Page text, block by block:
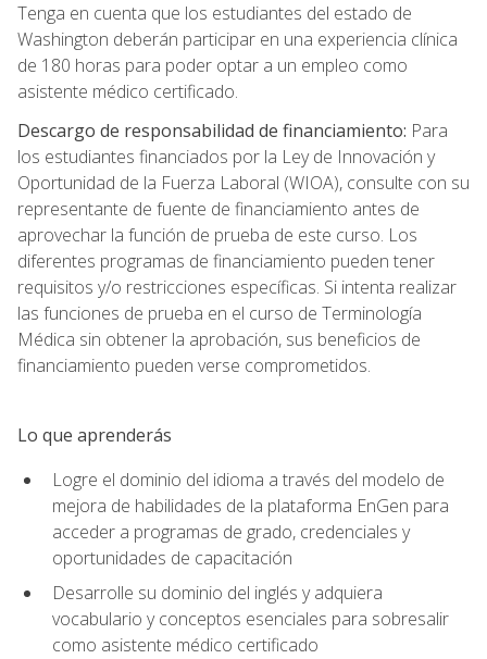
Tenga en cuenta que los estudiantes del estado de
Washington deberán participar en una experiencia clínica
de 180 horas para poder optar a un empleo como
asistente médico certificado.
Descargo de responsabilidad de financiamiento: Para
los estudiantes financiados por la Ley de Innovación y
Oportunidad de la Fuerza Laboral (WIOA), consulte con su
representante de fuente de financiamiento antes de
aprovechar la función de prueba de este curso. Los
diferentes programas de financiamiento pueden tener
requisitos y/o restricciones específicas. Si intenta realizar
las funciones de prueba en el curso de Terminología
Médica sin obtener la aprobación, sus beneficios de
financiamiento pueden verse comprometidos.
Lo que aprenderás
Logre el dominio del idioma a través del modelo de
mejora de habilidades de la plataforma EnGen para
acceder a programas de grado, credenciales y
oportunidades de capacitación
Desarrolle su dominio del inglés y adquiera
vocabulario y conceptos esenciales para sobresalir
como asistente médico certificado